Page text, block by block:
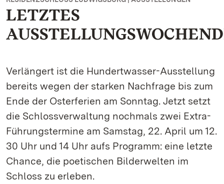
LETZTES
Verlängert ist die Hundertwasser-Ausstellung
bereits wegen der starken Nachfrage bis zum
Ende der Osterferien am Sonntag. Jetzt setzt
die Schlossverwaltung nochmals zwei Extra-
Führungstermine am Samstag, 22. April um 12.
30 Uhr und 14 Uhr aufs Programm: eine letzte
Chance, die poetischen Bilderwelten im
Schloss zu erleben.